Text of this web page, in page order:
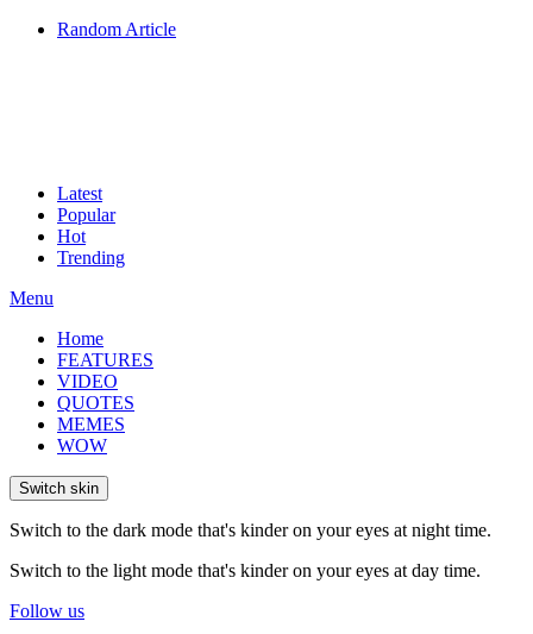
Random Article
Latest
Popular
Hot
Trending
Menu
Home
FEATURES
VIDEO
QUOTES
MEMES
WOW
Switch skin
Switch to the dark mode that's kinder on your eyes at night time.
Switch to the light mode that's kinder on your eyes at day time.
Follow us